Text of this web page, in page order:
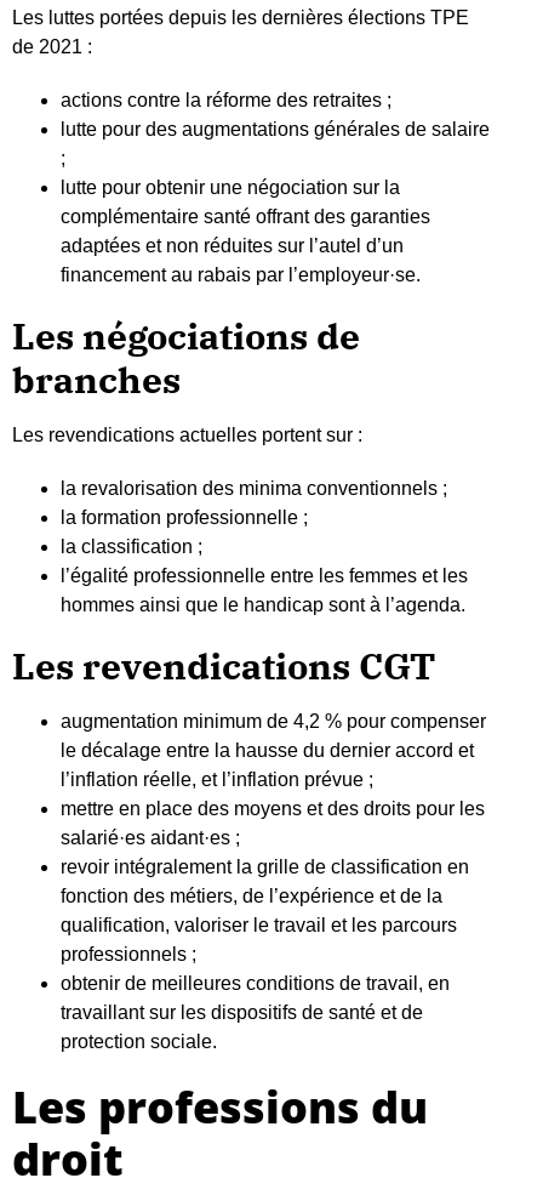
Les luttes portées depuis les dernières élections TPE
de 2021 :
actions contre la réforme des retraites ;
lutte pour des augmentations générales de salaire
;
lutte pour obtenir une négociation sur la
complémentaire santé offrant des garanties
adaptées et non réduites sur l’autel d’un
financement au rabais par l’employeur·se.
Les négociations de
branches
Les revendications actuelles portent sur :
la revalorisation des minima conventionnels ;
la formation professionnelle ;
la classification ;
l’égalité professionnelle entre les femmes et les
hommes ainsi que le handicap sont à l’agenda.
Les revendications CGT
augmentation minimum de 4,2 % pour compenser
le décalage entre la hausse du dernier accord et
l’inflation réelle, et l’inflation prévue ;
mettre en place des moyens et des droits pour les
salarié·es aidant·es ;
revoir intégralement la grille de classification en
fonction des métiers, de l’expérience et de la
qualification, valoriser le travail et les parcours
professionnels ;
obtenir de meilleures conditions de travail, en
travaillant sur les dispositifs de santé et de
protection sociale.
Les professions du
droit